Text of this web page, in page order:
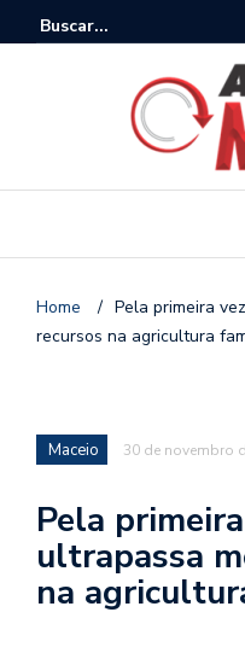
Home / Pela primeira
recursos na agricultura
Maceio 30 de novembro
Pela
ultrapassa
na